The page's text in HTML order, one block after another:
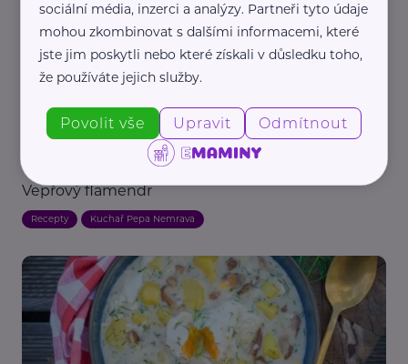
Pepa Nemrava
Vepřový flamendr
Recepty Kuchař Pepa Nemrava
sociální média, inzerci a analýzy. Partneři tyto údaje
mohou zkombinovat s dalšími informacemi, které
jste jim poskytli nebo které získali v důsledku toho,
že používáte jejich služby.
Povolit vše Upravit Odmítnout